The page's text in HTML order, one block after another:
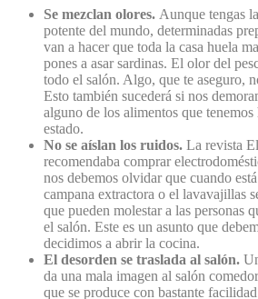
Se mezclan olores. Aunque tengas
potente del mundo, determinadas
van a hacer que toda la casa huela
pones a asar sardinas. El olor del
todo el salón. Algo, que te aseguro,
Esto también sucederá si nos
alguno de los alimentos que tenemos
estado.
No se aíslan los ruidos. La revista
recomendaba comprar
nos debemos olvidar que cuando
campana extractora o el lavavajillas
que pueden molestar a las personas
el salón. Este es un asunto que
decidimos a abrir la cocina.
El desorden se traslada al salón.
da una mala imagen al salón
que se produce con bastante